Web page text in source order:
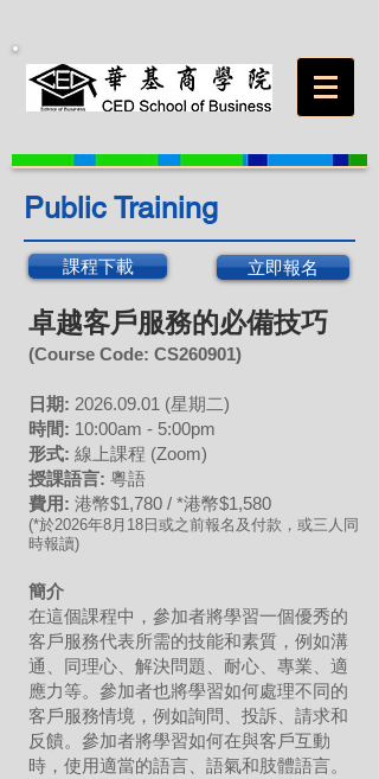
Public Training
課程下載 立即報名
卓越客戶服務的必備技巧
(Course Code: CS260901)
日期: 2026.09.01 (星期二)
時間: 10:00am - 5:00pm
形式: 線上課程 (Zoom)
授課語言: 粵語
費用: 港幣$1,780 / *港幣$1,580
(*於2026年8月 18 日或之前報名及付款，或三人同
時報讀)
簡介
在這個課程中，參加者將學習一個優秀的
客戶服務代表所需的技能和素質，例如溝
通、同理心、解決問題、耐心、專業、適
應力等。參加者也將學習如何處理不同的
客戶服務情境，例如詢問、投訴、請求和
反饋。參加者將學習如何在與客戶互動
時，使用適當的語言、語氣和肢體語言。